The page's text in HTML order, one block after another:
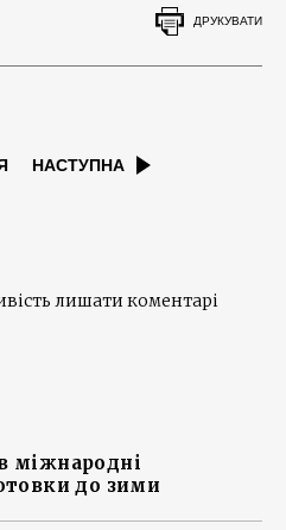
ДРУКУВАТИ
НАСТУПНА
лишати коментарі
міжнародні
до зими